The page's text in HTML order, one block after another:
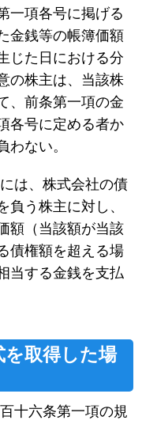
一項各号に掲げる
金銭等の帳簿価額
じた日における分
の株主は、当該株
、前条第一項の金
各号に定める者か
わない。
は、株式会社の債
負う株主に対し、
額（当該額が当該
債権額を超える場
当する金銭を支払
を取得した場
十六条第一項の規